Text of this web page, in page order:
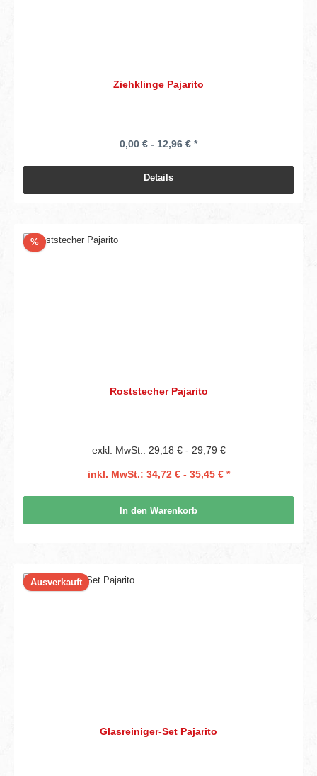
Ziehklinge Pajarito
0,00 € - 12,96 € *
Details
%Rabatt
Roststecher Pajarito
exkl. MwSt.: 29,18 € - 29,79 €
inkl. MwSt.: 34,72 € - 35,45 € *
In den Warenkorb
Ausverkauft
Glasreiniger-Set Pajarito